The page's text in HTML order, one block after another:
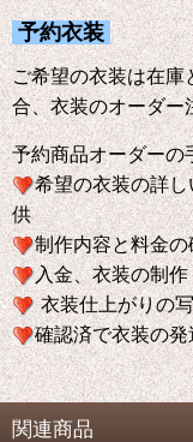
予約衣装
ご希望の衣装は在
合、衣装のオーダー
予約商品オーダーの
希望の衣装の詳
供
制作内容と料金の
入金、衣装の制作
衣装仕上がりの
確認済で衣装の発
関連商品